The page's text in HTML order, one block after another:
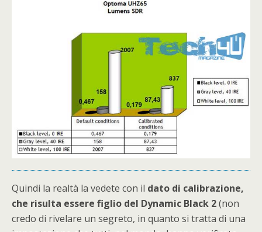
Quindi la realtà la vedete con il dato di calibrazione,
che risulta essere figlio del Dynamic Black 2(non
credo di rivelare un segreto, in quanto si tratta di una